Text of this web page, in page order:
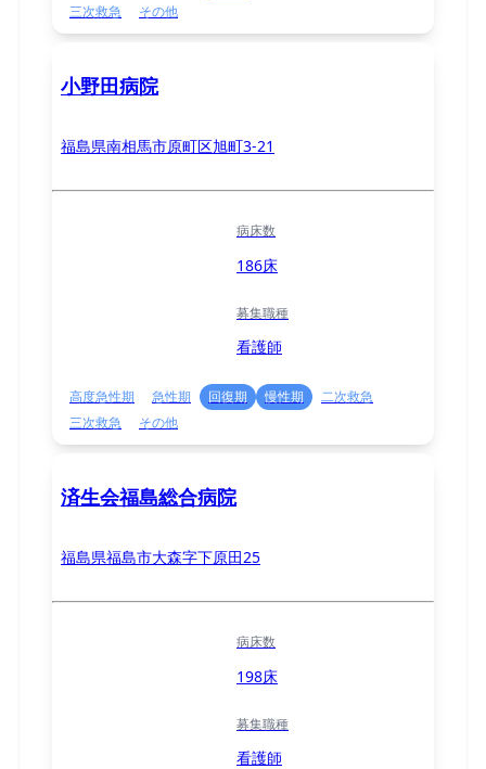
三次救急
その他
小野田病院
福島県南相馬市原町区旭町3-21
病床数
186床
募集職種
看護師
高度急性期 急性期 回復期 慢性期
二次救急
三次救急
その他
済生会福島総合病院
福島県福島市大森字下原田25
病床数
198床
募集職種
看護師